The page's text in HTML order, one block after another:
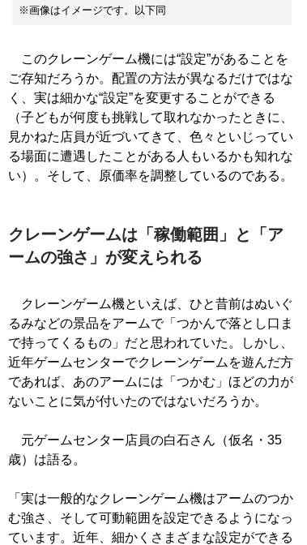
※画像はイメージです。以下同
このクレーンゲーム機には“設定”があることを
ご存知だろうか。配置の方法が異なるだけではな
く、実は細かな“設定”を変更することができる
（子どもが何度も挑戦して取れなかったときに、
見かねた店員が近づいてきて、色々といじってい
る場面に遭遇したことがある人もいるかも知れな
い）。そして、原価率を調整しているのである。
クレーンゲームは「稼働範囲」と「ア
ームの強さ」が変えられる
クレーンゲーム機といえば、ひと昔前はぬいぐ
るみなどの景品をアームで「つかんで落とし口ま
で持ってくるもの」だと思われていた。しかし、
近年ゲームセンターでクレーンゲームを遊んだ方
であれば、あのアームには「つかむ」ほどの力が
ないことに気が付いたのではないだろうか。
元ゲームセンター店員の白石さん（仮名・35
歳）は語る。
「実は一般的なクレーンゲーム機はアームのつか
む強さ、そして可動範囲を設定できるようになっ
ています。近年、細かくさまざまな設定ができる